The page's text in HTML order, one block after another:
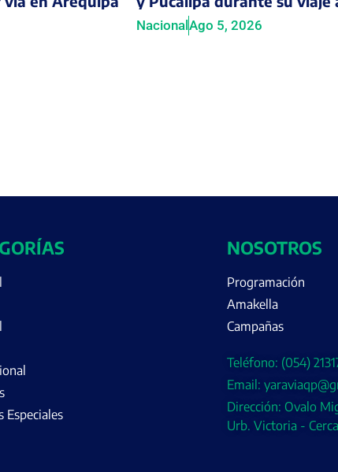
Nacional Ago 5, 2026
Especiales
NOSOTROS
Programación
Amakella
Campañas
Teléfono: (054)
Email:
Dirección: Ovalo
Urb. Victoria -